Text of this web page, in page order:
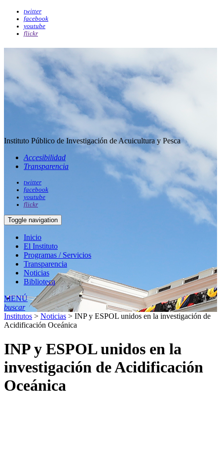
twitter
facebook
youtube
flickr
Instituto Público de Investigación de Acuicultura y Pesca
Accesibilidad
Transparencia
twitter
facebook
youtube
flickr
Toggle navigation
Inicio
El Instituto
Programas / Servicios
Transparencia
Noticias
Biblioteca
MENÚ
buscar
Institutos > Noticias > INP y ESPOL unidos en la investigación de
Acidificación Oceánica
INP y ESPOL unidos en la
investigación de Acidificación
Oceánica